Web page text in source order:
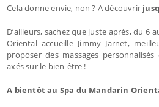
Cela donne envie, non ? A découvrir
D’ailleurs, sachez que juste après, du 6
Oriental accueille Jimmy Jarnet,
proposer des massages
axés sur le bien-être !
A bientôt au Spa du Mandarin